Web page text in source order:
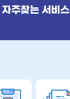
자주찾는 서비스